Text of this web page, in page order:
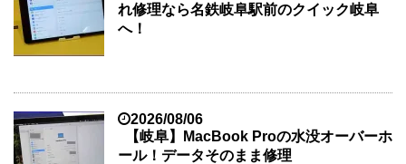
れ修理なら名鉄岐阜駅前のクイック岐阜
へ！
2026/08/06
【岐阜】MacBook Proの水没オーバーホ
ール！データそのまま修理